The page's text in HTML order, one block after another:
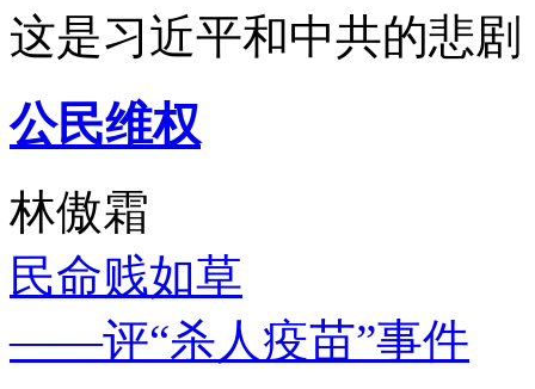
这是习近平和中共的悲
公民维权
林傲霜
民命贱如草
——评“杀人疫苗”事件